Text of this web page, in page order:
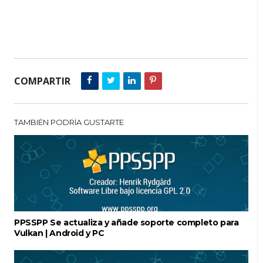
COMPARTIR
TAMBIÉN PODRÍA GUSTARTE
PPSSPP Se actualiza y añade soporte completo para
Vulkan | Android y PC